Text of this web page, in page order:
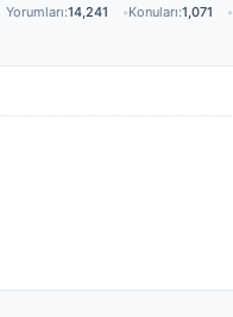
Yorumları:14,241 Konuları:1,071